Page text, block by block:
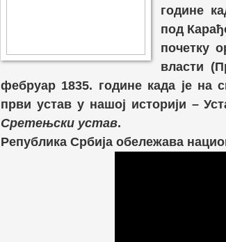
године
под
почетку
власти
фебруар 1835. године када је на
први устав у нашој историји –
Сретењски устав.
Република Србија обележава